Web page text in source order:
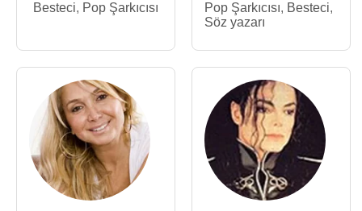
Besteci, Pop Şarkıcısı Pop Şarkıcısı, Besteci,
Söz yazarı